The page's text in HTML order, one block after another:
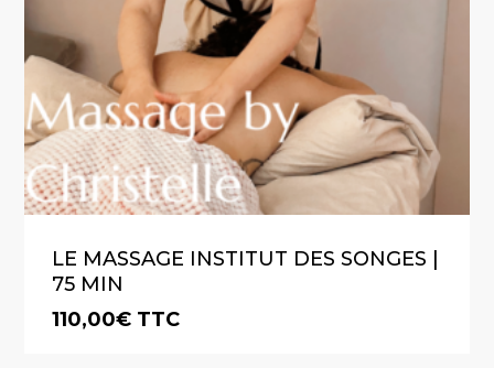
LE MASSAGE INSTITUT DES SONGES |
75 MIN
110,00€ TTC